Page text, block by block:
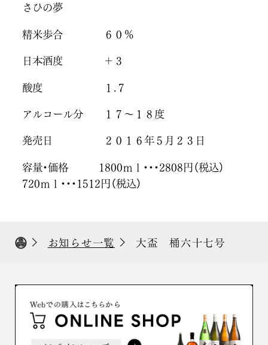
さひの夢
精米歩合 ６０％
日本酒度 ＋３
酸度 １.７
アルコール分 １７～１８度
発売日 ２０１６年５月２３日
容量・価格 1800ｍｌ・・・2808円（税込）
720ｍｌ・・・1512円（税込）
お知らせ一覧 大盃 桶六十七号